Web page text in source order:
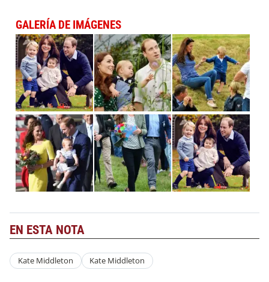
GALERÍA DE IMÁGENES
EN ESTA NOTA
Kate Middleton Kate Middleton